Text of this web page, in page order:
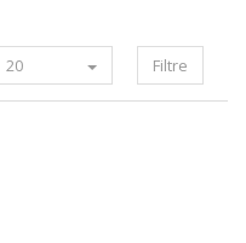
Filtre
20